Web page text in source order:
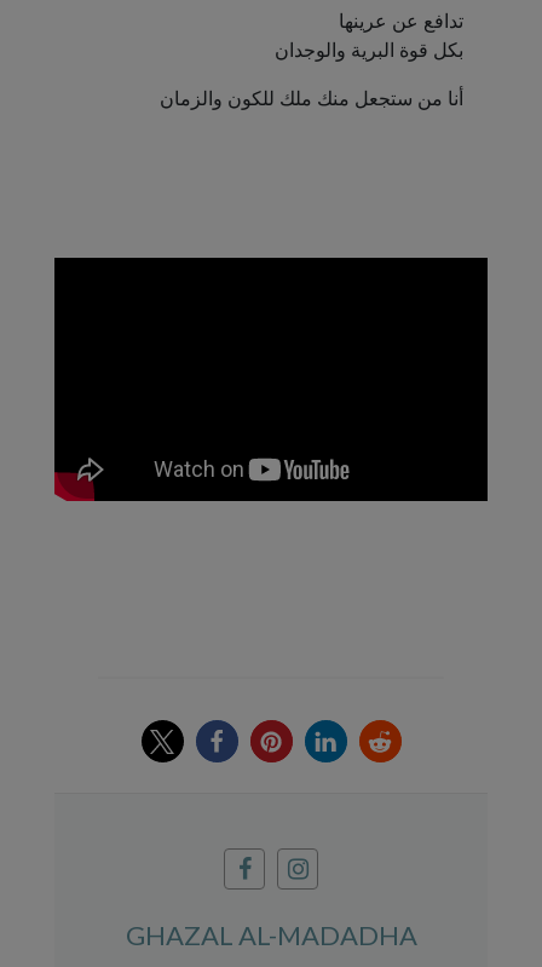
تدافع عن عرينها
بكل قوة البرية والوجدان
أنا من ستجعل منك ملك للكون والزمان
GHAZAL AL-MADADHA